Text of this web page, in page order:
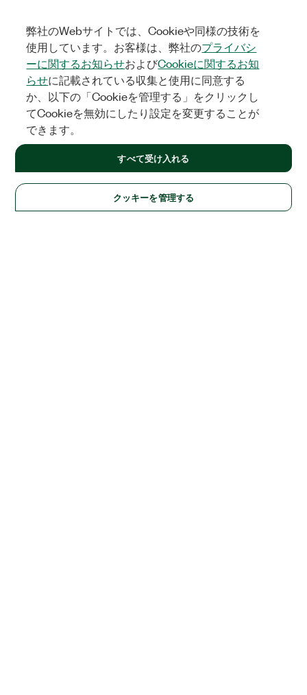
弊社のWebサイトでは、Cookieや同様の技術を
使用しています。お客様は、弊社のプライバシ
ーに関するお知らせおよびCookieに関するお知
らせに記載されている収集と使用に同意する
か、以下の「Cookieを管理する」をクリックし
てCookieを無効にしたり設定を変更することが
できます。
クッキーを管理する
すべて受け入れる